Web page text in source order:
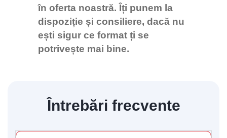
în oferta noastră. Îți punem la
dispoziție și consiliere, dacă nu
ești sigur ce format ți se
potrivește mai bine.
Întrebări frecvente
Bun venit pe chatul nostru!
Vă rugăm să introduceți adresa de e-mail pentru a